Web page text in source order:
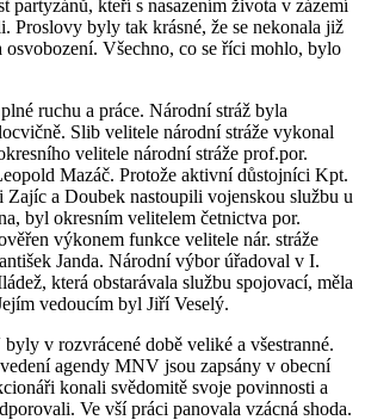
partyzánů, kteří s nasazením života v zázemí
Proslovy byly tak krásné, že se nekonala již
osvobození. Všechno, co se říci mohlo, bylo
ruchu a práce. Národní stráž byla
Slib velitele národní stráže vykonal
velitele národní stráže prof.por.
Mazáč. Protože aktivní důstojníci Kpt.
Zajíc a Doubek nastoupili vojenskou službu u
byl okresním velitelem četnictva por.
výkonem funkce velitele nár. stráže
Janda. Národní výbor úřadoval v I.
která obstarávala službu spojovací, měla
vedoucím byl Jiří Veselý.
v rozvrácené době veliké a všestranné.
agendy MNV jsou zapsány v obecní
konali svědomitě svoje povinnosti a
Ve vší práci panovala vzácná shoda.